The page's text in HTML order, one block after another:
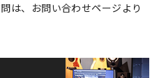
は、お問い合わせページより